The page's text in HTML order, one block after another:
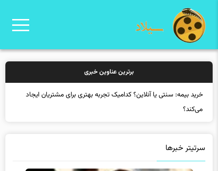
برترین عناوین خبری
خرید بیمه: سنتی یا آنلاین؟ کدامیک تجربه بهتری برای مشتریان ایجاد
می‌کند؟
سرتیتر خبرها